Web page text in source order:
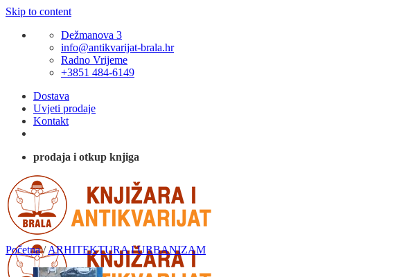
Skip to content
Dežmanova 3
info@antikvarijat-brala.hr
Radno Vrijeme
+3851 484-6149
Dostava
Uvjeti prodaje
Kontakt
prodaja i otkup knjiga
Početna / ARHITEKTURA I URBANIZAM